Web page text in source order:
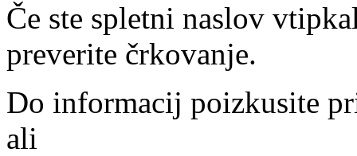
Če ste spletni naslov
preverite črkovanje.
Do informacij poizkusite
ali